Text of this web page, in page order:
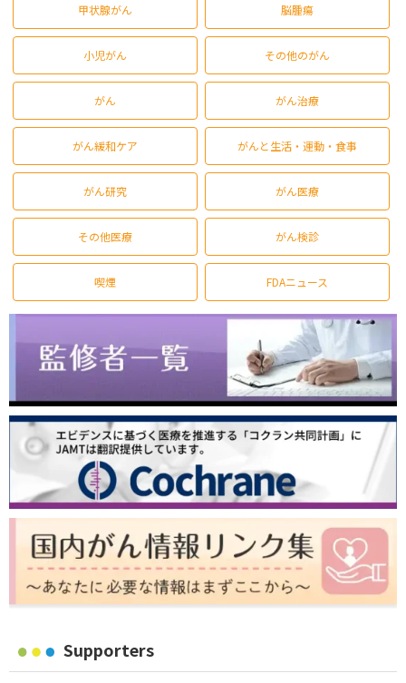
甲状腺がん 脳腫瘍
小児がん その他のがん
がん がん治療
がん緩和ケア がんと生活・運動・食事
がん研究 がん医療
その他医療 がん検診
喫煙 FDAニュース
Supporters